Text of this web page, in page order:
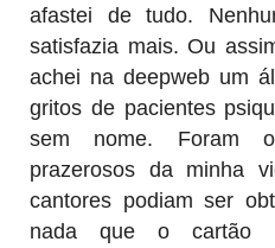
afastei de tudo.
satisfazia mais. Ou
achei na deepweb um
gritos de pacientes
sem nome. Foram
prazerosos da minha
cantores podiam ser
nada que o cartão